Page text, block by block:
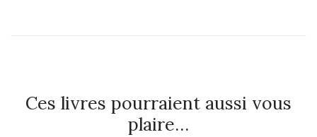
Ces livres pourraient aussi vous
plaire…